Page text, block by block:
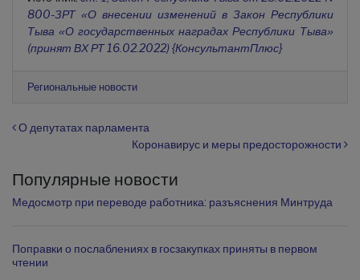
800-ЗРТ «О внесении изменений в Закон Республики
Тыва «О государственных наградах Республики Тыва»
(принят ВХ РТ 16.02.2022) {КонсультантПлюс}
Региональные новости
Навигация по записям
О депутатах парламента
Коронавирус и меры предосторожности
Популярные новости
Медосмотр при переводе работника: разъяснения Минтруда
Поправки о послаблениях в госзакупках приняты в первом
чтении